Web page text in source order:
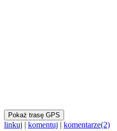
Pokaż trasę GPS
linkuj | komentuj | komentarze(2)